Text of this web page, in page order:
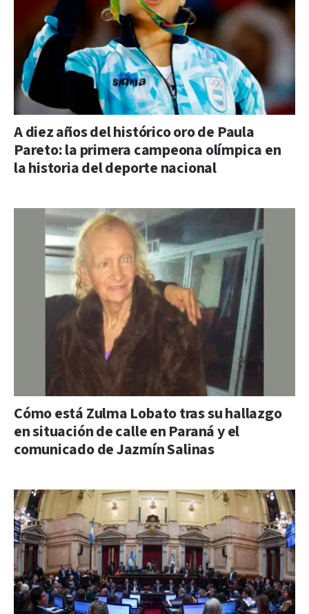
A diez años del histórico oro de Paula
Pareto: la primera campeona olímpica en
la historia del deporte nacional
Cómo está Zulma Lobato tras su hallazgo
en situación de calle en Paraná y el
comunicado de Jazmín Salinas